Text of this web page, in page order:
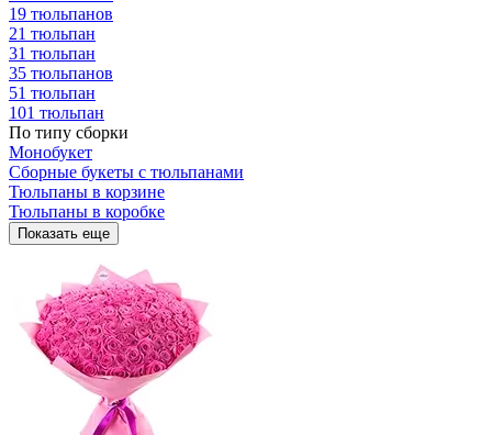
19 тюльпанов
21 тюльпан
31 тюльпан
35 тюльпанов
51 тюльпан
101 тюльпан
По типу сборки
Монобукет
Сборные букеты с тюльпанами
Тюльпаны в корзине
Тюльпаны в коробке
Показать еще